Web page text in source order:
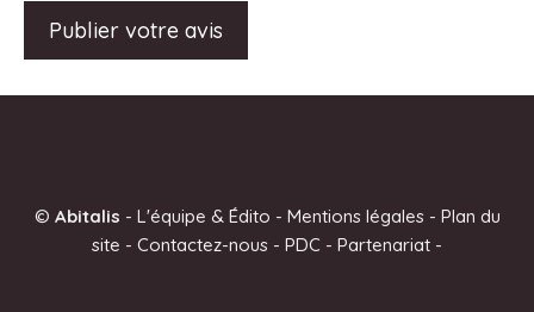
© Abitalis - L'équipe & Édito - Mentions légales- Plan du
site - Contactez-nous - PDC - Partenariat -